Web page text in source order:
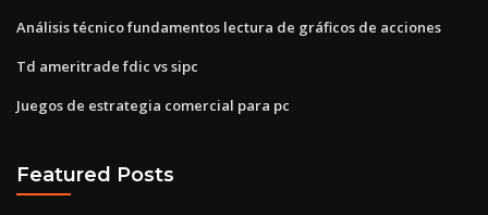
Análisis técnico fundamentos lectura de gráficos de acciones
Td ameritrade fdic vs sipc
Juegos de estrategia comercial para pc
Featured Posts